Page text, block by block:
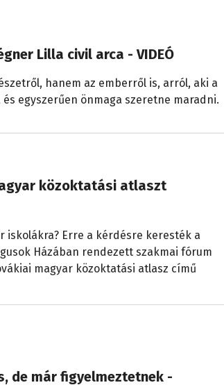
Lilla civil arca - VIDEÓ
hanem az emberről is, arról, aki a
egyszerűen önmaga szeretne maradni.
közoktatási atlaszt
iskolákra? Erre a kérdésre keresték a
Házában rendezett szakmai fórum
magyar közoktatási atlasz című
de már figyelmeztetnek -